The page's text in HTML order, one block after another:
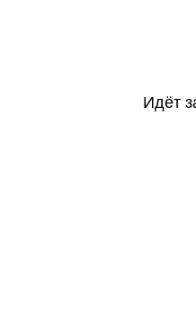
Идёт